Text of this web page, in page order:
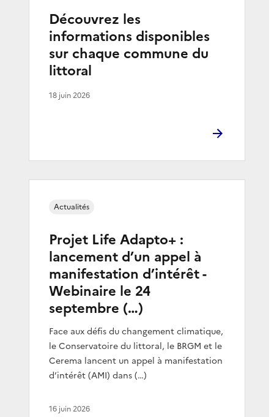
Découvrez les
informations disponibles
sur chaque commune du
littoral
18 juin 2026
Projet Life Adapto+ :
lancement d’un appel à
manifestation d’intérêt -
Webinaire le 24
septembre (…)
Face aux défis du changement climatique,
le Conservatoire du littoral, le BRGM et le
Cerema lancent un appel à manifestation
d’intérêt (AMI) dans (…)
Actualités
16 juin 2026